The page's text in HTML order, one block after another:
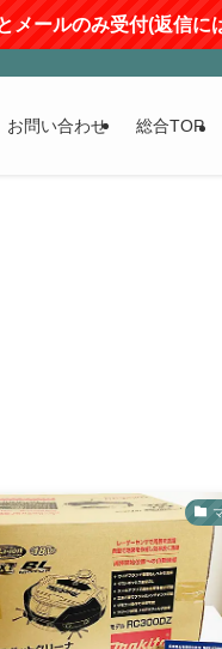
み受付(返信にはお時
お問い合わせ 総合TOP